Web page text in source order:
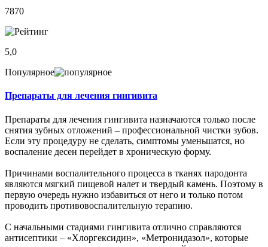
7870
5,0
Популярное
Препараты для лечения гингивита
Препараты для лечения гингивита назначаются только после
снятия зубных отложений – профессиональной чистки зубов.
Если эту процедуру не сделать, симптомы уменьшатся, но
воспаление десен перейдет в хроническую форму.
Причинами воспалительного процесса в тканях пародонта
являются мягкий пищевой налет и твердый камень. Поэтому в
первую очередь нужно избавиться от него и только потом
проводить противовоспалительную терапию.
С начальными стадиями гингивита отлично справляются
антисептики – «Хлоргексидин», «Метронидазол», которые